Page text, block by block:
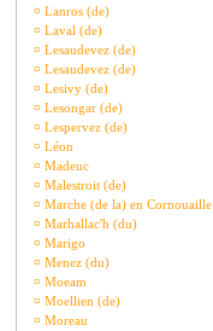
¤ Lanros (de)
¤ Laval (de)
¤ Lesaudevez (de)
¤ Lesaudevez (de)
¤ Lesivy (de)
¤ Lesongar (de)
¤ Lespervez (de)
¤ Léon
¤ Madeuc
¤ Malestroit (de)
¤ Marche (de la) en Cornouaille
¤ Marhallac'h (du)
¤ Marigo
¤ Menez (du)
¤ Moeam
¤ Moellien (de)
¤ Moreau